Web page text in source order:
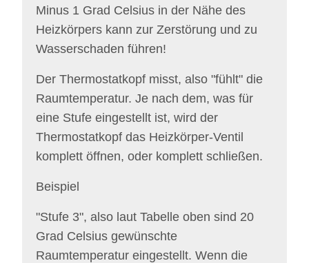
Minus 1 Grad Celsius in der Nähe des
Heizkörpers kann zur Zerstörung und zu
Wasserschaden führen!
Der Thermostatkopf misst, also "fühlt" die
Raumtemperatur. Je nach dem, was für
eine Stufe eingestellt ist, wird der
Thermostatkopf das Heizkörper-Ventil
komplett öffnen, oder komplett schließen.
Beispiel
"Stufe 3", also laut Tabelle oben sind 20
Grad Celsius gewünschte
Raumtemperatur eingestellt. Wenn die